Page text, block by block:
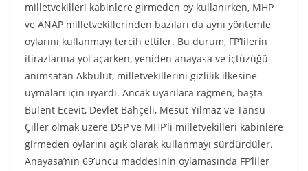
milletvekilleri kabinlere girmeden oy kullanırken, MHP
ve ANAP milletvekillerinden bazıları da aynı yöntemle
oylarını kullanmayı tercih ettiler. Bu durum, FP’lilerin
itirazlarına yol açarken, yeniden anayasa ve içtüzüğü
anımsatan Akbulut, milletvekillerini gizlilik ilkesine
uymaları için uyardı. Ancak uyarılara rağmen, başta
Bülent Ecevit, Devlet Bahçeli, Mesut Yılmaz ve Tansu
Çiller olmak üzere DSP ve MHP’li milletvekilleri kabinlere
girmeden oylarını açık olarak kullanmayı sürdürdüler.
Anayasa’nın 69’uncu maddesinin oylamasında FP’liler